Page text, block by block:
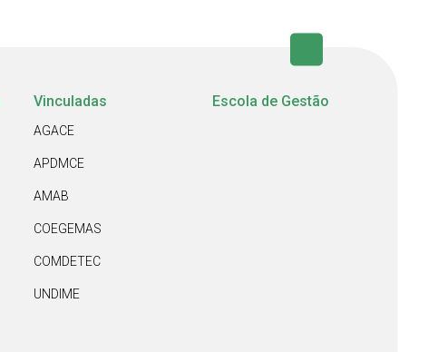
Vinculadas
AGACE
APDMCE
AMAB
COEGEMAS
COMDETEC
UNDIME
Escola de Gestão